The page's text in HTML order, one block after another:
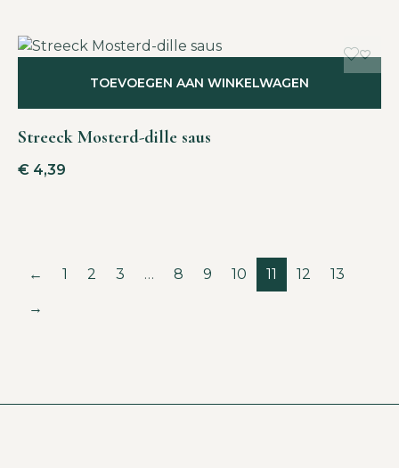
Streeck Mosterd-dille saus
€ 4,39
TOEVOEGEN AAN WINKELWAGEN
← 1 2 3 … 8 9 10 11 12
13
→